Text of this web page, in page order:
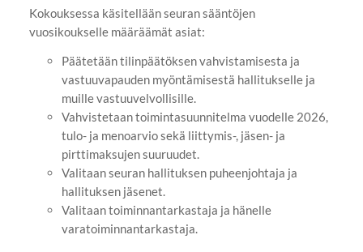
Kokouksessa käsitellään seuran sääntöjen
vuosikoukselle määräämät asiat:
Päätetään tilinpäätöksen vahvistamisesta ja
vastuuvapauden myöntämisestä hallitukselle ja
muille vastuuvelvollisille.
Vahvistetaan toimintasuunnitelma vuodelle 2026,
tulo- ja menoarvio sekä liittymis-, jäsen- ja
pirttimaksujen suuruudet.
Valitaan seuran hallituksen puheenjohtaja ja
hallituksen jäsenet.
Valitaan toiminnantarkastaja ja hänelle
varatoiminnantarkastaja.